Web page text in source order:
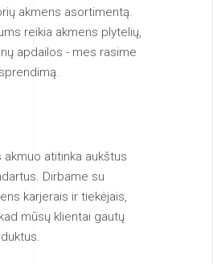
akmens asortimentą.
reikia akmens plytelių,
apdailos - mes rasime
akmuo atitinka aukštus
Dirbame su
karjerais ir tiekėjais,
mūsų klientai gautų